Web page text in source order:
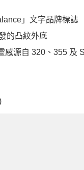
」文字品牌標誌
的凸紋外底
感源自 320、355 及